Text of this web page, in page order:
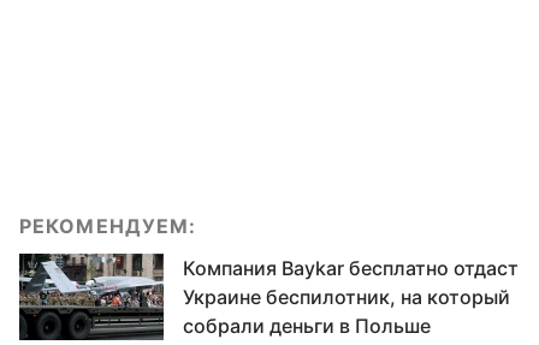
РЕКОМЕНДУЕМ:
Компания Baykar бесплатно отдаст
Украине беспилотник, на который
собрали деньги в Польше